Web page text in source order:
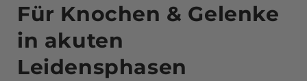
Für Knochen & Gelenke
in akuten
Leidensphasen